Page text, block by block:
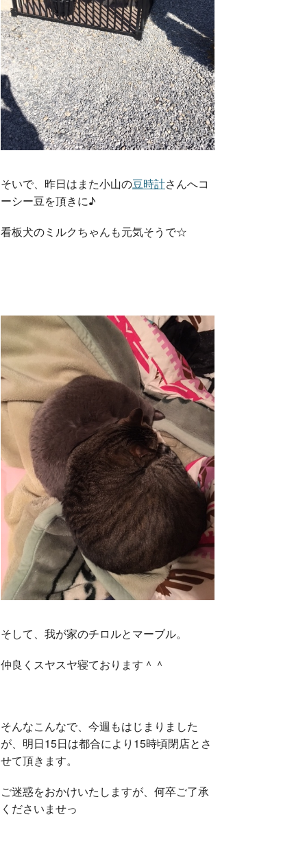
そいで、昨日はまた小山の豆時計さんへコ
ーシー豆を頂きに♪
看板犬のミルクちゃんも元気そうで☆
そして、我が家のチロルとマーブル。
仲良くスヤスヤ寝ております＾＾
そんなこんなで、今週もはじまりました
が、明日15日は都合により15時頃閉店とさ
せて頂きます。
ご迷惑をおかけいたしますが、何卒ご了承
くださいませっ